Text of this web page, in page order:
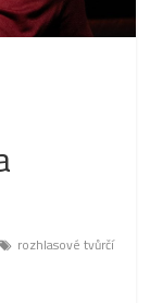
rozhlasové tvůrčí